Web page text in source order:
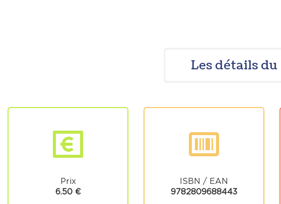
Les détails
Prix
6.50 €
ISBN / EAN
9782809688443